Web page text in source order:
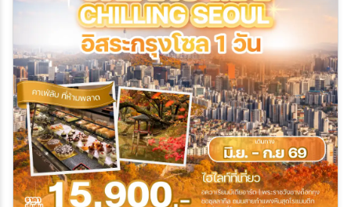
21 ต.ค. 69 - 25 ต.ค. 69
22 ต.ค. 69 - 26 ต.ค. 69
23 ต.ค. 69 - 27 ต.ค. 69
24 ต.ค. 69 - 28 ต.ค. 69
25 ต.ค. 69 - 29 ต.ค. 69
26 ต.ค. 69 - 30 ต.ค. 69
27 ต.ค. 69 - 31 ต.ค. 69
28 ต.ค. 69 - 01 พ.ย. 68
29 ต.ค. 69 - 02 พ.ย. 68
30 ต.ค. 69 - 03 พ.ย. 68
31 ต.ค. 69 - 04 พ.ย. 68
01 พ.ย. 69 - 05 พ.ย. 68
02 พ.ย. 69 - 06 พ.ย. 68
03 พ.ย. 69 - 07 พ.ย. 68
04 พ.ย. 69 - 08 พ.ย. 68
05 พ.ย. 69 - 09 พ.ย. 68
06 พ.ย. 69 - 10 พ.ย. 68
07 พ.ย. 69 - 11 พ.ย. 68
08 พ.ย. 69 - 12 พ.ย. 68
09 พ.ย. 69 - 13 พ.ย. 68
10 พ.ย. 69 - 14 พ.ย. 68
11 พ.ย. 69 - 15 พ.ย. 68
12 พ.ย. 69 - 16 พ.ย. 68
13 พ.ย. 69 - 17 พ.ย. 68